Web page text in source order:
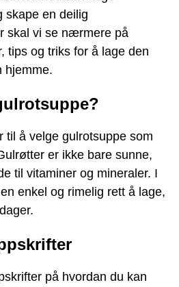
skape en deilig
skal vi se nærmere på
tips og triks for å lage den
hjemme.
til å velge gulrotsuppe som
er ikke bare sunne,
til vitaminer og mineraler. I
enkel og rimelig rett å lage,
på hvordan du kan